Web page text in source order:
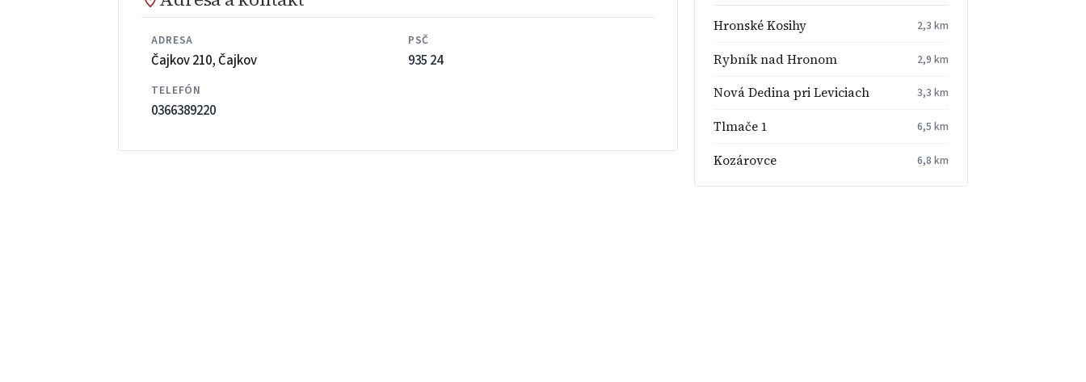
ADRESA
Čajkov 210, Čajkov
PSČ
935 24
TELEFÓN
0366389220
Hronské Kosihy 2,3 km
Rybník nad Hronom 2,9 km
Nová Dedina pri Leviciach 3,3 km
Tlmače 1 6,5 km
Kozárovce 6,8 km